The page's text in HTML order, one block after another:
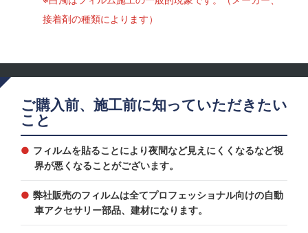
接着剤の種類によります）
ご購入前、施工前に知っていただきたい
こと
フィルムを貼ることにより夜間など見えにくくなるなど視
界が悪くなることがございます。
弊社販売のフィルムは全てプロフェッショナル向けの自動
車アクセサリー部品、建材になります。